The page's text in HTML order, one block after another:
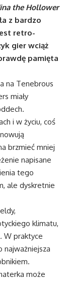
the Hollower
z bardzo
retro-
gier wciąż
pamięta
na Tenebrous
miały
i w życiu, coś
brzmieć mniej
napisane
tego
ale dyskretnie
klimatu,
W praktyce
najważniejsza
może